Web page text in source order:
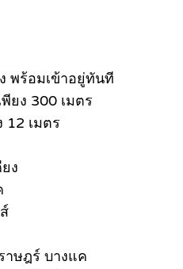
พร้อมเข้าอยู่ทันที
ยง 300 เมตร
12 เมตร
ง
าษฎร์ บางแค